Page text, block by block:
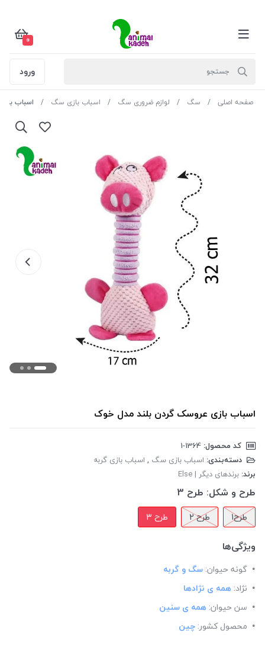
0
ورود
صفحه اصلی سگ لوازم ضروری سگ اسباب بازی سگ اسباب
اسباب بازی عروسک گردن بلند مدل خوک
کد محصول:
دسته‌بندی: اسباب بازی سگ , اسباب بازی گربه
برند: برندهای دیگر | Else
طرح و شکل: طرح 3
طرح1 طرح 2 طرح 3
ویژگی‌ها
گونه حیوان: سگ و گربه
نژاد: همه ی نژادها
سن حیوان: همه ی سنین
محصول کشور: چین